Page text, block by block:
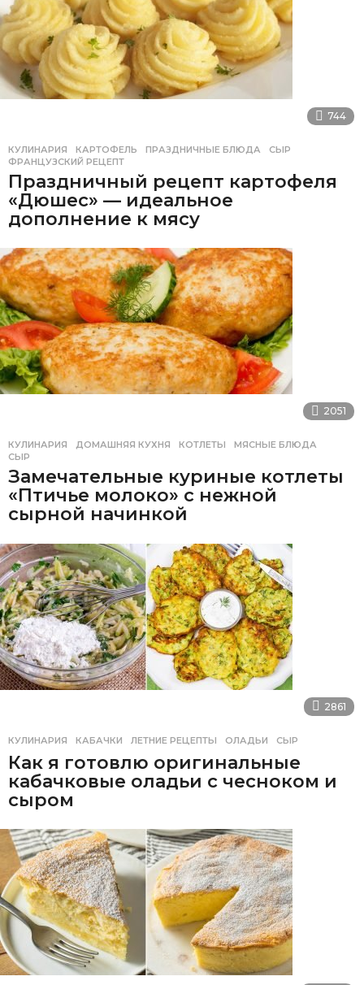
744
КУЛИНАРИЯ КАРТОФЕЛЬ ,ПРАЗДНИЧНЫЕ БЛЮДА ,СЫР
ФРАНЦУЗСКИЙ РЕЦЕПТ
Праздничный рецепт картофеля
«Дюшес» — идеальное
дополнение к мясу
2051
КУЛИНАРИЯ ДОМАШНЯЯ КУХНЯ ,КОТЛЕТЫ ,МЯСНЫЕ БЛЮДА
СЫР
Замечательные куриные котлеты
«Птичье молоко» с нежной
сырной начинкой
2861
КУЛИНАРИЯ КАБАЧКИ ,ЛЕТНИЕ РЕЦЕПТЫ ,ОЛАДЬИ ,СЫР
Как я готовлю оригинальные
кабачковые оладьи с чесноком и
сыром